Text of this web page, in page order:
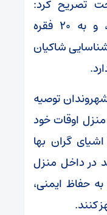
تصریح کرد:
متهمان دارای سابقه کیفری، و به ۲۰ فقره
شاکیان
توصیه
منزل اوقات خود
گران بها
در داخل منزل
حفاظ ایمنی،
کنند.